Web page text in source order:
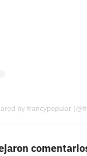
by francypopular